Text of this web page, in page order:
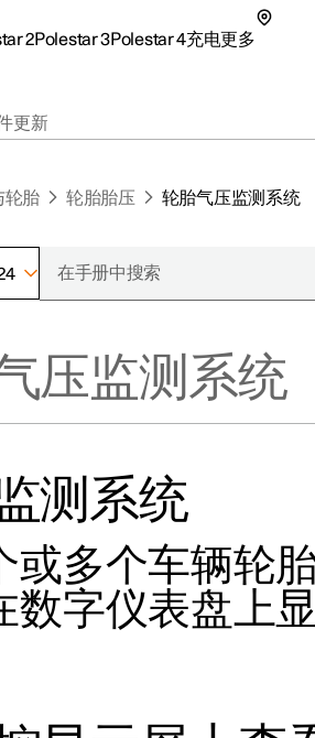
2Polestar 3Polestar 4充电更多
可持续性
新闻
（在新窗
更新
轮胎 轮胎胎压 轮胎气压监测系统
压监测系统
测系统
或多个车辆轮
数字仪表盘上